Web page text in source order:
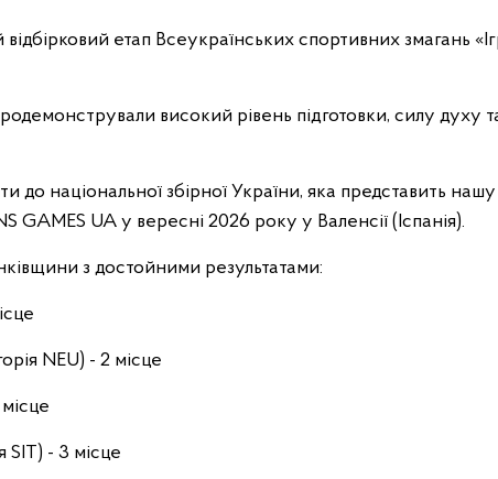
етап Всеукраїнських спортивних змагань
високий рівень підготовки, силу духу
до національної збірної України, яка представить
GAMES UA у вересні 2026 року у Валенсії (Іспанія).
з достойними результатами:
NEU) - 2 місце
SIT) - 3 місце